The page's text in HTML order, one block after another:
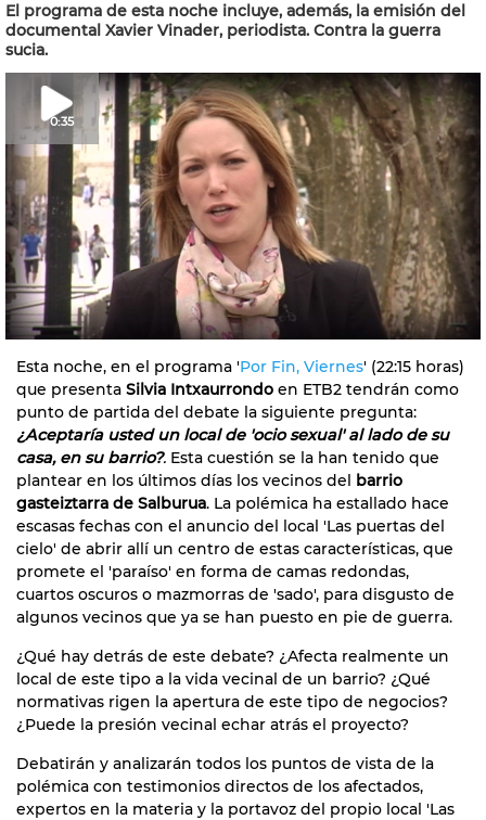
El programa de esta noche incluye, además, la emisión del
documental Xavier Vinader, periodista. Contra la guerra
sucia.
0:35
Esta noche, en el programa 'Por Fin, Viernes' (22:15 horas)
que presenta Silvia Intxaurrondo en ETB2 tendrán como
punto de partida del debate la siguiente pregunta:
¿Aceptaría usted un local de 'ocio sexual' al lado de su
casa, en su barrio?. Esta cuestión se la han tenido que
plantear en los últimos días los vecinos del barrio
gasteiztarra de Salburua. La polémica ha estallado hace
escasas fechas con el anuncio del local 'Las puertas del
cielo' de abrir allí un centro de estas características, que
promete el 'paraíso' en forma de camas redondas,
cuartos oscuros o mazmorras de 'sado', para disgusto de
algunos vecinos que ya se han puesto en pie de guerra.
¿Qué hay detrás de este debate? ¿Afecta realmente un
local de este tipo a la vida vecinal de un barrio? ¿Qué
normativas rigen la apertura de este tipo de negocios?
¿Puede la presión vecinal echar atrás el proyecto?
Debatirán y analizarán todos los puntos de vista de la
polémica con testimonios directos de los afectados,
expertos en la materia y la portavoz del propio local 'Las